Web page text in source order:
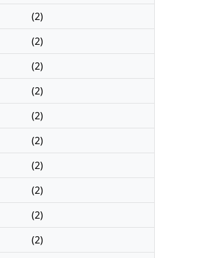
(2)
(2)
(2)
(2)
(2)
(2)
(2)
(2)
(2)
(2)